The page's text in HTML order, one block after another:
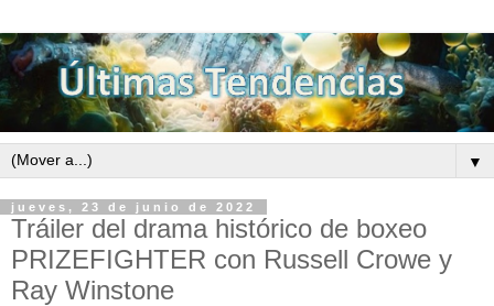
▼
jueves, 23 de junio de 2022
Tráiler del drama histórico de boxeo
PRIZEFIGHTER con Russell Crowe y
Ray Winstone